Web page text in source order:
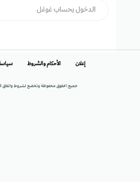
الدخول بحساب غوغل
جميع الحقوق محفوظة وتخضع لشروط واتفاق
إعلان الأحكام والشروط